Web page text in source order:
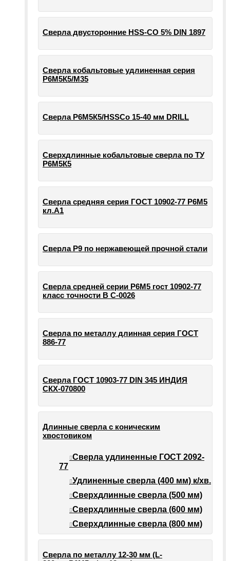
Сверла двусторонние HSS-CO 5% DIN 1897
Сверла кобальтовые удлиненная серия
Р6М5К5/М35
Сверла Р6М5К5/HSSCo 15-40 мм DRILL
Сверхдлинные кобальтовые сверла по ТУ
Р6М5К5
Сверла средняя серия ГОСТ 10902-77 Р6М5
кл.А1
Сверла Р9 по нержавеющей прочной стали
Сверла средней серии Р6М5 гост 10902-77
класс точности В С-0026
Сверла по металлу длинная серия ГОСТ
886-77
Сверла ГОСТ 10903-77 DIN 345 ИНДИЯ
СКХ-070800
Длинные сверла с коническим
хвостовиком
Сверла удлиненные ГОСТ 2092-
77
Удлиненные сверла (400 мм) к/хв.
Сверхдлинные сверла (500 мм)
Сверхдлинные сверла (600 мм)
Сверхдлинные сверла (800 мм)
Сверла по металлу 12-30 мм (L-